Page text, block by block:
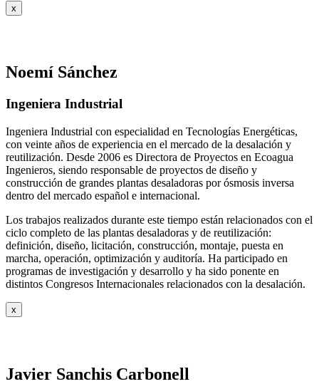
x
Noemí Sánchez
Ingeniera Industrial
Ingeniera Industrial con especialidad en Tecnologías Energéticas,
con veinte años de experiencia en el mercado de la desalación y
reutilización. Desde 2006 es Directora de Proyectos en Ecoagua
Ingenieros, siendo responsable de proyectos de diseño y
construcción de grandes plantas desaladoras por ósmosis inversa
dentro del mercado español e internacional.
Los trabajos realizados durante este tiempo están relacionados con el
ciclo completo de las plantas desaladoras y de reutilización:
definición, diseño, licitación, construcción, montaje, puesta en
marcha, operación, optimización y auditoría. Ha participado en
programas de investigación y desarrollo y ha sido ponente en
distintos Congresos Internacionales relacionados con la desalación.
x
Javier Sanchis Carbonell